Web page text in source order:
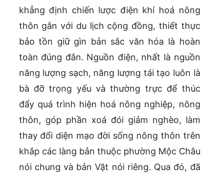
khẳng định chiến lược điện khí hoá nông
thôn gắn với du lịch cộng đồng, thiết thực
bảo tồn giữ gìn bản sắc văn hóa là hoàn
toàn đúng đắn. Nguồn điện, nhất là nguồn
năng lượng sạch, năng lượng tái tạo luôn là
bà đỡ trọng yếu và thường trực để thúc
đẩy quá trình hiện hoá nông nghiệp, nông
thôn, góp phần xoá đói giảm nghèo, làm
thay đổi diện mạo đời sống nông thôn trên
khắp các làng bản thuộc phường Mộc Châu
nói chung và bản Vặt nói riêng. Qua đó, đã